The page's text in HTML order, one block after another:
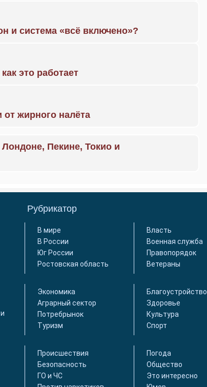
и система «всё включено»?
это работает
от жирного налёта
Пекине, Токио и
Рубрикатор
В мире
В России
Юг России
Ростовская область
Власть
Военная служба
Правопорядок
Ветераны
Экономика
Аграрный сектор
Потребрынок
Туризм
Благоустройство
Здоровье
Культура
Спорт
Происшествия
Безопасность
ГО и ЧС
Погода
Общество
Это интересно